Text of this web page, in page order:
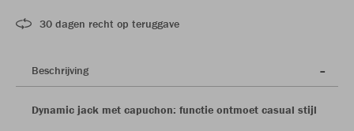
30 dagen recht op teruggave
Beschrijving
Dynamic jack met capuchon: functie ontmoet casual stijl